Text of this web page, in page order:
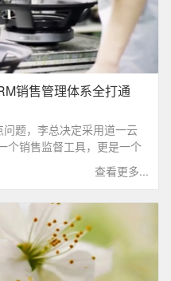
销售管理体系全打通
题，李总决定采用道一云
个销售监督工具，更是一个
能、协同赋能和经营赋能
客户关系。
查看更多...